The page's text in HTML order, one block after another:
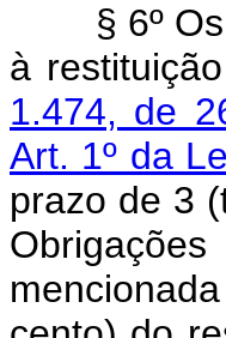
§ 6º
à
1.474, de
Art. 1º da
prazo de 3
mencionada